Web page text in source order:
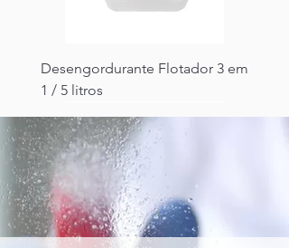
Desengordurante Flotador 3 em
1 / 5 litros